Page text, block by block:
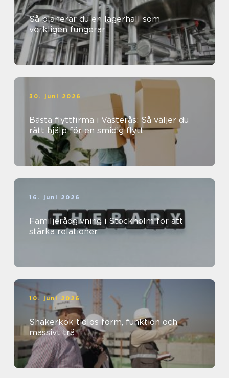
Så planerar du en lagerhall som
verkligen fungerar
30. juni 2026
Bästa flyttfirma i Västerås: Så väljer du
rätt hjälp för en smidig flytt
16. juni 2026
Familjerådgivning i Stockholm för att
stärka relationer
10. juni 2026
Shakerkök tidlös form, funktion och
massivt trä